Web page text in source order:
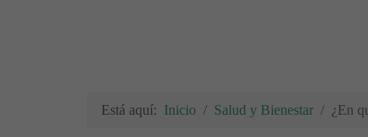
Está aquí: Inicio Salud y Bienestar ¿En